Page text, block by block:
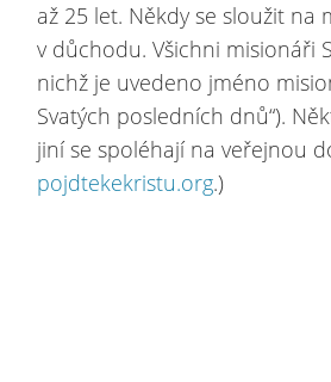
až 25 let. Někdy se sloužit
v důchodu. Všichni misionáři
nichž je uvedeno jméno
Svatých posledních dnů“).
jiní se spoléhají na veřejnou
pojdtekekristu.org.)